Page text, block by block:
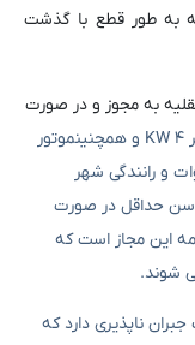
به طور قطع با گذشت
به مجوز و در صورت
۴
موتور
شهر
سن حداقل در صورت
این مجاز است که
شوند.
ناپذیری دارد که